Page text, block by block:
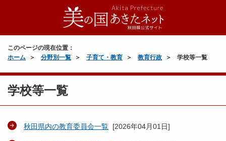
このページの現在位置：
ホーム
分野別一覧 子育て・教育 教育行政 学校等一覧
学校等一覧
秋田県内の教育委員会一覧 [2026年04月01日]